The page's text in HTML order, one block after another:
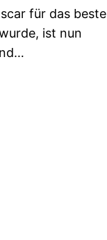
für das beste
ist nun